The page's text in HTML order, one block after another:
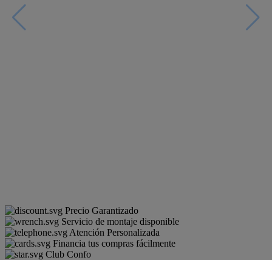
Precio Garantizado
Servicio de montaje disponible
Atención Personalizada
Financia tus compras fácilmente
Club Confo